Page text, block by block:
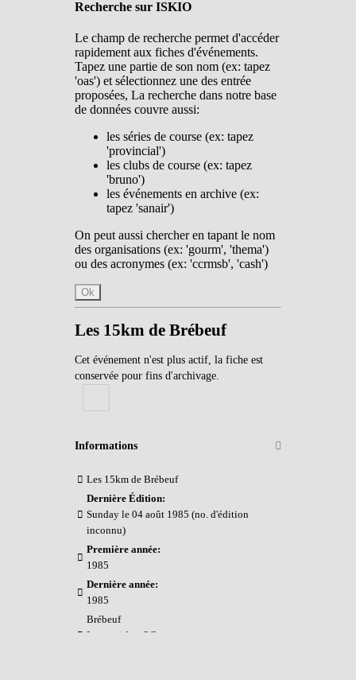
Recherche sur ISKIO
Le champ de recherche permet d'accéder
rapidement aux fiches d'événements.
Tapez une partie de son nom (ex: tapez
'oas') et sélectionnez une des entrée
proposées, La recherche dans notre base
de données couvre aussi:
les séries de course (ex: tapez
'provincial')
les clubs de course (ex: tapez
'bruno')
les événements en archive (ex:
tapez 'sanair')
On peut aussi chercher en tapant le nom
des organisations (ex: 'gourm', 'thema')
ou des acronymes (ex: 'ccrmsb', 'cash')
Ok
Les 15km de Brébeuf
Cet événement n'est plus actif, la fiche est
conservée pour fins d'archivage.
Informations
Les 15km de Brébeuf
Dernière Édition:
Sunday le 04 août 1985 (no. d'édition
inconnu)
Première année:
1985
Dernière année:
1985
Brébeuf
Laurentides, QC